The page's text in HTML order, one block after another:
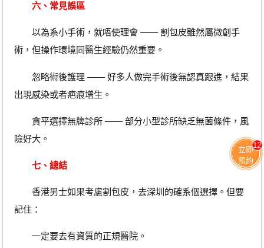
六、常見誤區
以為系小手術，就唔使理會 —— 割包皮雖然屬微創手
術，但操作環境同醫生經驗仍然重要。
忽略術後護理 —— 好多人做完手術後無認真跟進，結果
出現感染或者疤痕增生。
貪平選擇無牌診所 —— 部分小型診所缺乏無菌條件，風
險好大。
七、總結
香港男士如果考慮割包皮，去深圳的確系個選擇。但要
記住：
一定要去有資質的正規醫院。
立即
預約
12